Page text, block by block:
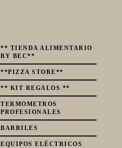
** TIENDA ALIMENTARIO
BY BEC**
**PIZZA STORE**
** KIT REGALOS **
TERMOMETROS
PROFESIONALES
BARRILES
EQUIPOS ELÉCTRICOS